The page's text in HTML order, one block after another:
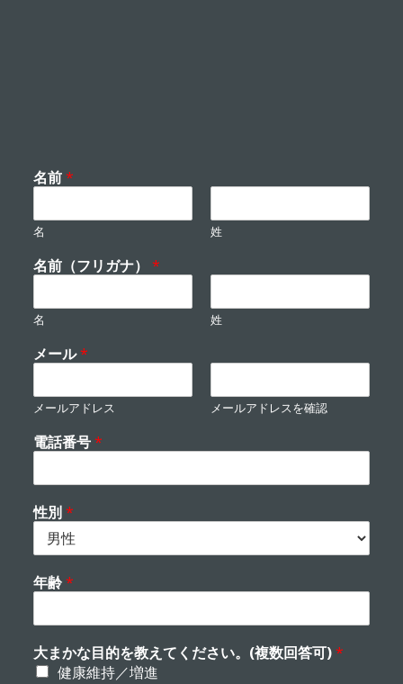
名前*
名 姓
名前（フリガナ） *
名 姓
メール*
メールアドレス メールアドレスを確認
電話番号*
性別*
年齢*
大まかな目的を教えてください。(複数回答可)*
健康維持／増進